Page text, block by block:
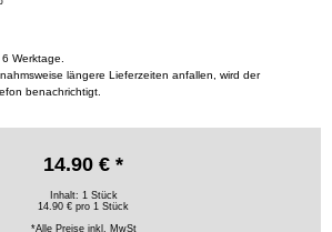
Werktage.
längere Lieferzeiten anfallen, wird der
benachrichtigt.
14.90 € *
Inhalt: 1 Stück
14.90 € pro 1 Stück
*Alle Preise inkl. MwSt